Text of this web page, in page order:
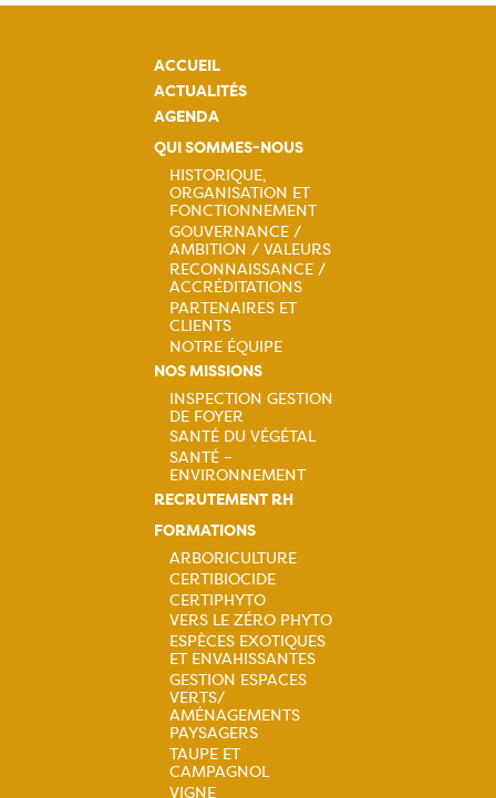
ACCUEIL
ACTUALITÉS
AGENDA
QUI SOMMES-NOUS
Navigation
principale
HISTORIQUE,
ORGANISATION ET
FONCTIONNEMENT
GOUVERNANCE /
AMBITION / VALEURS
RECONNAISSANCE /
ACCRÉDITATIONS
PARTENAIRES ET
CLIENTS
NOTRE ÉQUIPE
NOS MISSIONS
Navigation
principale
INSPECTION GESTION
DE FOYER
SANTÉ DU VÉGÉTAL
SANTÉ –
ENVIRONNEMENT
RECRUTEMENT RH
FORMATIONS
Navigation
principale
ARBORICULTURE
CERTIBIOCIDE
CERTIPHYTO
VERS LE ZÉRO PHYTO
ESPÈCES EXOTIQUES
ET ENVAHISSANTES
GESTION ESPACES
VERTS/
AMÉNAGEMENTS
PAYSAGERS
TAUPE ET
CAMPAGNOL
VIGNE